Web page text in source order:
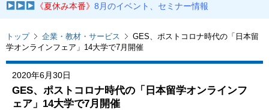
《夏休み本番》8月のイベント、セミナー情報
トップ 企業・教材・サービス
GES、ポストコロナ時代の「日本留
学オンラインフェア」14大学で7月開催
2020年6月30日
GES、ポストコロナ時代の「日本留学オンラインフ
ェア」14大学で7月開催